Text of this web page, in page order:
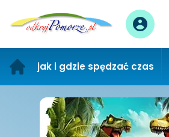
jak i gdzie spędzać czas